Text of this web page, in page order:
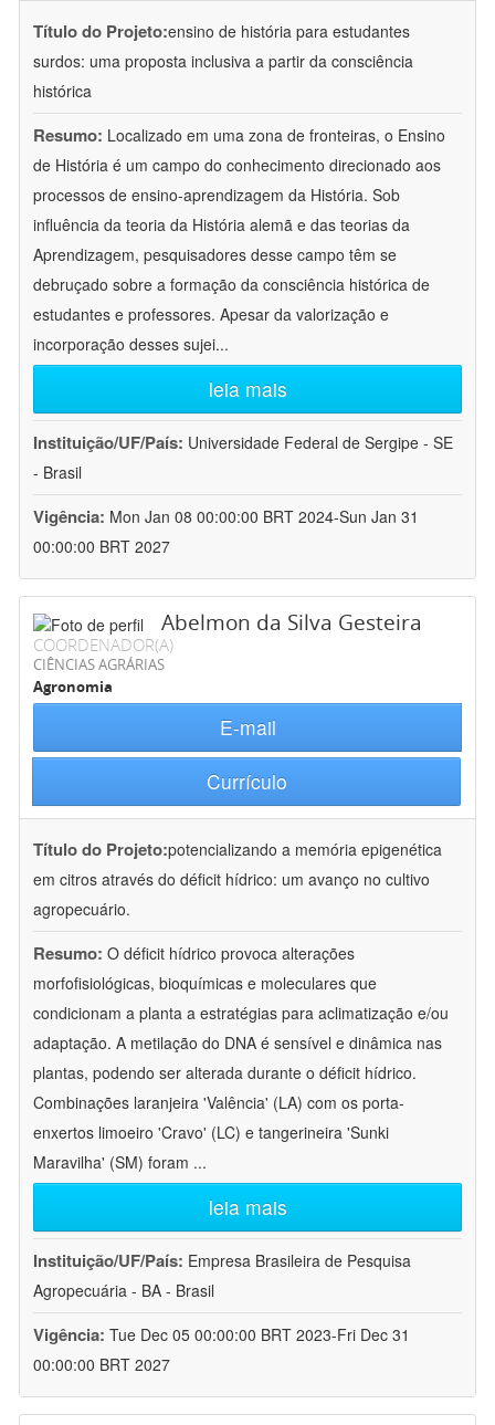
Título do Projeto:ensino de história para estudantes
surdos: uma proposta inclusiva a partir da consciência
histórica
Resumo: Localizado em uma zona de fronteiras, o Ensino
de História é um campo do conhecimento direcionado aos
processos de ensino-aprendizagem da História. Sob
influência da teoria da História alemã e das teorias da
Aprendizagem, pesquisadores desse campo têm se
debruçado sobre a formação da consciência histórica de
estudantes e professores. Apesar da valorização e
incorporação desses sujei...
leia mais
Instituição/UF/País: Universidade Federal de Sergipe - SE
- Brasil
Vigência: Mon Jan 08 00:00:00 BRT 2024-Sun Jan 31
00:00:00 BRT 2027
Abelmon da Silva Gesteira
COORDENADOR(A)
CIÊNCIAS AGRÁRIAS
Agronomia
E-mail
Currículo
Título do Projeto:potencializando a memória epigenética
em citros através do déficit hídrico: um avanço no cultivo
agropecuário.
Resumo: O déficit hídrico provoca alterações
morfofisiológicas, bioquímicas e moleculares que
condicionam a planta a estratégias para aclimatização e/ou
adaptação. A metilação do DNA é sensível e dinâmica nas
plantas, podendo ser alterada durante o déficit hídrico.
Combinações laranjeira 'Valência' (LA) com os porta-
enxertos limoeiro 'Cravo' (LC) e tangerineira 'Sunki
Maravilha' (SM) foram ...
leia mais
Instituição/UF/País: Empresa Brasileira de Pesquisa
Agropecuária - BA - Brasil
Vigência: Tue Dec 05 00:00:00 BRT 2023-Fri Dec 31
00:00:00 BRT 2027